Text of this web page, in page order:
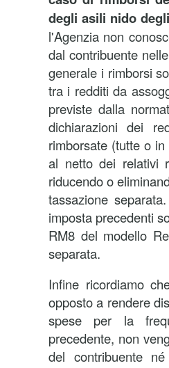
degli asili nido
l'Agenzia non
dal contribuente
generale i rimborsi
tra i redditi da
previste dalla
dichiarazioni dei
rimborsate (tutte o
al netto dei relativi
riducendo o
tassazione
imposta precedenti
RM8 del modello
separata.
Infine ricordiamo
opposto a rendere
spese per la
precedente, non
del contribuente